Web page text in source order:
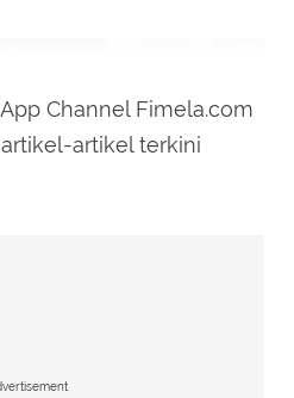
Channel Fimela.com
artikel terkini